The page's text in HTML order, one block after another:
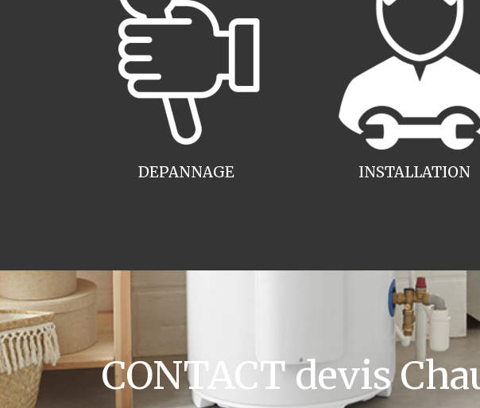
INSTALLATION
DEPANNAGE
CONTACT devis